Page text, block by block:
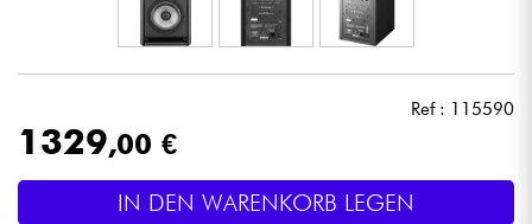
Live-Sound
Licht
Ref : 115590
1329,00 €
IN DEN WARENKORB LEGEN